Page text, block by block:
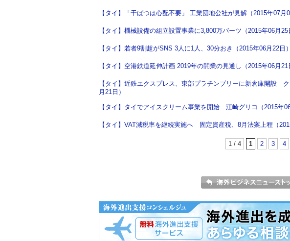
【タイ】「干ばつは心配不要」 工業団地公社が見解（2015年07月
【タイ】機械設備の組立設置事業に3,800万バーツ（2015年06月25
【タイ】若者9割超がSNS 3人に1人、30分おき（2015年06月22日）
【タイ】空港鉄道延伸計画 2019年の開業の見通し（2015年06月21
【タイ】近鉄エクスプレス、東部プラチンブリーに新倉庫開設
月21日）
【タイ】タイでアイスクリーム事業を開始 江崎グリコ（2015年06
【タイ】VAT減税率を継続実施へ 固定資産税、8月法案上程（
1 / 4 1 2 3 4